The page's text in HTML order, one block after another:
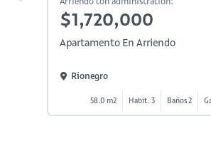
$1,720,000
Apartamento En Arriendo
Rionegro
58.0 m2 Habit. 3 Baños 2